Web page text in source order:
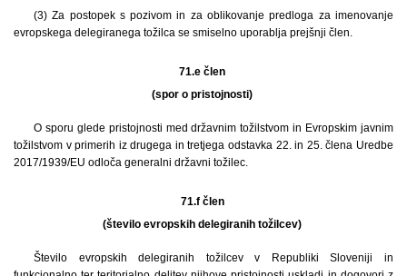
(3) Za postopek s pozivom in za oblikovanje predloga za imenovanje
evropskega delegiranega tožilca se smiselno uporablja prejšnji člen.
71.e člen
(spor o pristojnosti)
O sporu glede pristojnosti med državnim tožilstvom in Evropskim javnim
tožilstvom v primerih iz drugega in tretjega odstavka 22. in 25. člena Uredbe
2017/1939/EU odloča generalni državni tožilec.
71.f člen
(število evropskih delegiranih tožilcev)
Število evropskih delegiranih tožilcev v Republiki Sloveniji in